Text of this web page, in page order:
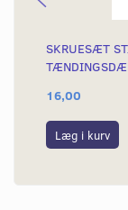
SKRUESÆT
16,00
Læg i kurv